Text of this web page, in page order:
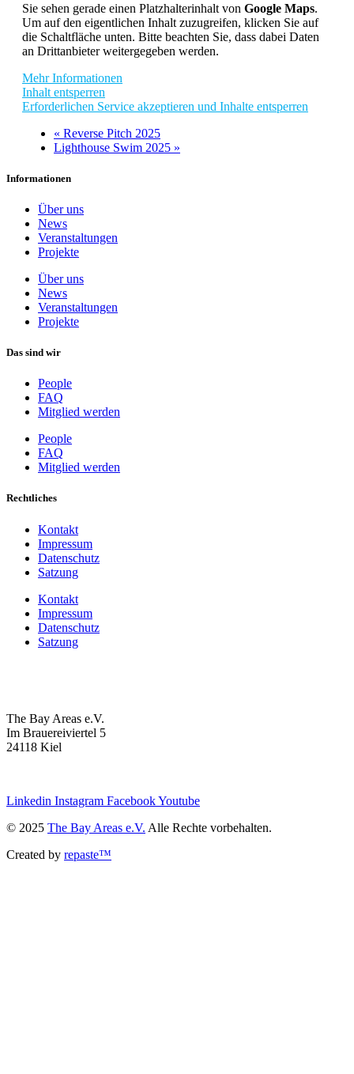
Sie sehen gerade einen Platzhalterinhalt von Google Maps.
Um auf den eigentlichen Inhalt zuzugreifen, klicken Sie auf
die Schaltfläche unten. Bitte beachten Sie, dass dabei Daten
an Drittanbieter weitergegeben werden.
Mehr Informationen
Inhalt entsperren
Erforderlichen Service akzeptieren und Inhalte entsperren
« Reverse Pitch 2025
Lighthouse Swim 2025 »
Informationen
Über uns
News
Veranstaltungen
Projekte
Über uns
News
Veranstaltungen
Projekte
Das sind wir
People
FAQ
Mitglied werden
People
FAQ
Mitglied werden
Rechtliches
Kontakt
Impressum
Datenschutz
Satzung
Kontakt
Impressum
Datenschutz
Satzung
The Bay Areas e.V.
Im Brauereiviertel 5
24118 Kiel
Linkedin Instagram FacebookYoutube
© 2025 The Bay Areas e.V. Alle Rechte vorbehalten.
Created by repaste™